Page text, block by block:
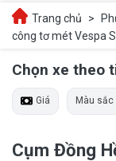
Trang chủ >
công tơ mét Vespa
Chọn xe theo
Giá Màu sắc
Cụm Đồng